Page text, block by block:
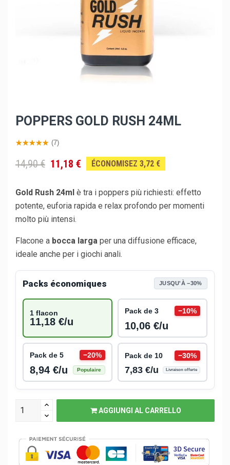
POPPERS GOLD RUSH 24ML
(7)
14,90 € 11,18 € ÉCONOMISEZ 3,72 €
Gold Rush 24ml è tra i poppers più richiesti: effetto
potente, euforia rapida e relax profondo per momenti
molto più intensi.
Flacone a bocca larga per una diffusione efficace,
ideale anche per i giochi anali.
Packs économiques JUSQU'À −30%
1 flacon
11,18 €/u
Pack de 3 −10%
10,06 €/u
Pack de 5 −20%
8,94 €/u Populaire
Pack de 10 −30%
7,83 €/u Livraison offerte
AGGIUNGI AL CARRELLO